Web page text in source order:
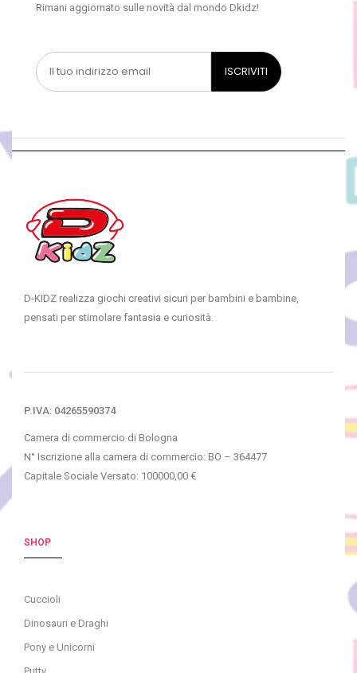
Rimani aggiornato sulle novità dal mondo Dkidz!
D-KIDZ realizza giochi creativi sicuri per bambini e bambine,
pensati per stimolare fantasia e curiosità.
P.IVA: 04265590374
Camera di commercio di Bologna
N° Iscrizione alla camera di commercio: BO – 364477
Capitale Sociale Versato: 100000,00 €
SHOP
Cuccioli
Dinosauri e Draghi
Pony e Unicorni